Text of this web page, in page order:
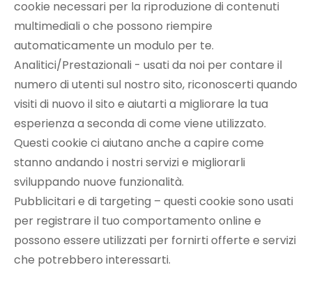
cookie necessari per la riproduzione di contenuti
multimediali o che possono riempire
automaticamente un modulo per te.
Analitici/Prestazionali - usati da noi per contare il
numero di utenti sul nostro sito, riconoscerti quando
visiti di nuovo il sito e aiutarti a migliorare la tua
esperienza a seconda di come viene utilizzato.
Questi cookie ci aiutano anche a capire come
stanno andando i nostri servizi e migliorarli
sviluppando nuove funzionalità.
Pubblicitari e di targeting – questi cookie sono usati
per registrare il tuo comportamento online e
possono essere utilizzati per fornirti offerte e servizi
che potrebbero interessarti.